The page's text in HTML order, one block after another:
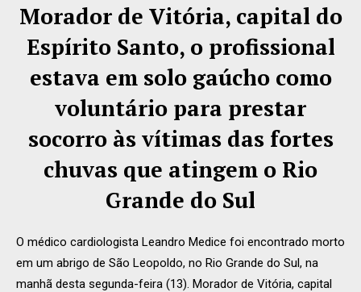
Morador de Vitória, capital do
Espírito Santo, o profissional
estava em solo gaúcho como
voluntário para prestar
socorro às vítimas das fortes
chuvas que atingem o Rio
Grande do Sul
O médico cardiologista Leandro Medice foi encontrado morto
em um abrigo de São Leopoldo, no Rio Grande do Sul, na
manhã desta segunda-feira (13). Morador de Vitória, capital